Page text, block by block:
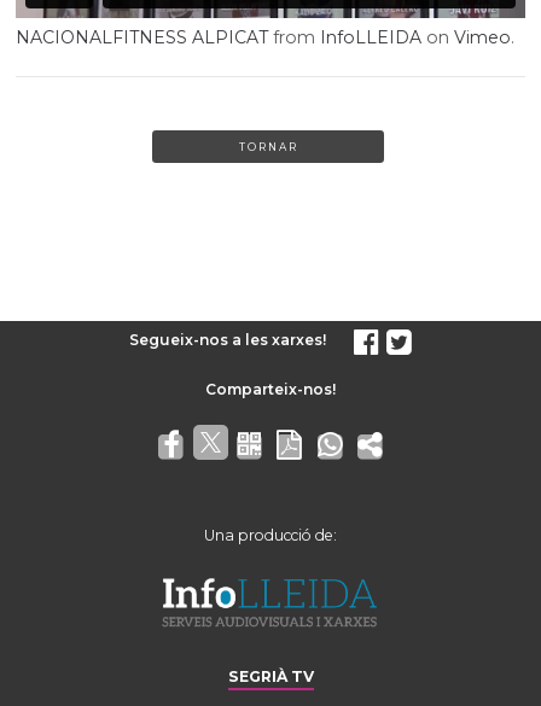
NACIONALFITNESS ALPICATfrom InfoLLEIDA onVimeo.
TORNAR
Segueix-nos a les xarxes!
Una producció de:
SEGRIÀ TV